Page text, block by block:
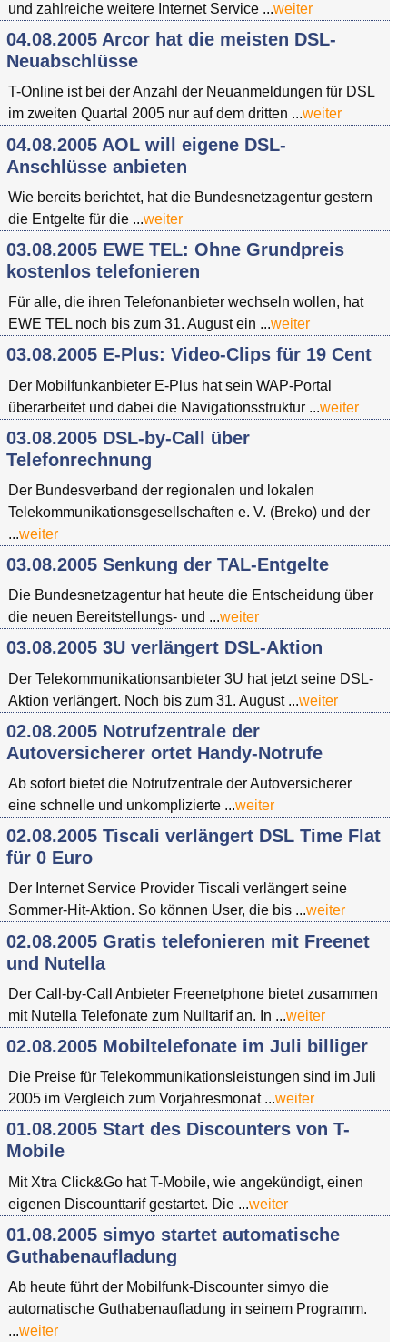
und zahlreiche weitere Internet Service ...weiter
04.08.2005 Arcor hat die meisten DSL-
Neuabschlüsse
T-Online ist bei der Anzahl der Neuanmeldungen für DSL
im zweiten Quartal 2005 nur auf dem dritten ...weiter
04.08.2005 AOL will eigene DSL-
Anschlüsse anbieten
Wie bereits berichtet, hat die Bundesnetzagentur gestern
die Entgelte für die ...weiter
03.08.2005 EWE TEL: Ohne Grundpreis
kostenlos telefonieren
Für alle, die ihren Telefonanbieter wechseln wollen, hat
EWE TEL noch bis zum 31. August ein ...weiter
03.08.2005 E-Plus: Video-Clips für 19 Cent
Der Mobilfunkanbieter E-Plus hat sein WAP-Portal
überarbeitet und dabei die Navigationsstruktur ...weiter
03.08.2005 DSL-by-Call über
Telefonrechnung
Der Bundesverband der regionalen und lokalen
Telekommunikationsgesellschaften e. V. (Breko) und der
...weiter
03.08.2005 Senkung der TAL-Entgelte
Die Bundesnetzagentur hat heute die Entscheidung über
die neuen Bereitstellungs- und ...weiter
03.08.2005 3U verlängert DSL-Aktion
Der Telekommunikationsanbieter 3U hat jetzt seine DSL-
Aktion verlängert. Noch bis zum 31. August ...weiter
02.08.2005 Notrufzentrale der
Autoversicherer ortet Handy-Notrufe
Ab sofort bietet die Notrufzentrale der Autoversicherer
eine schnelle und unkomplizierte ...weiter
02.08.2005 Tiscali verlängert DSL Time Flat
für 0 Euro
Der Internet Service Provider Tiscali verlängert seine
Sommer-Hit-Aktion. So können User, die bis ...weiter
02.08.2005 Gratis telefonieren mit Freenet
und Nutella
Der Call-by-Call Anbieter Freenetphone bietet zusammen
mit Nutella Telefonate zum Nulltarif an. In ...weiter
02.08.2005 Mobiltelefonate im Juli billiger
Die Preise für Telekommunikationsleistungen sind im Juli
2005 im Vergleich zum Vorjahresmonat ...weiter
01.08.2005 Start des Discounters von T-
Mobile
Mit Xtra Click&Go hat T-Mobile, wie angekündigt, einen
eigenen Discounttarif gestartet. Die ...weiter
01.08.2005 simyo startet automatische
Guthabenaufladung
Ab heute führt der Mobilfunk-Discounter simyo die
automatische Guthabenaufladung in seinem Programm.
...weiter